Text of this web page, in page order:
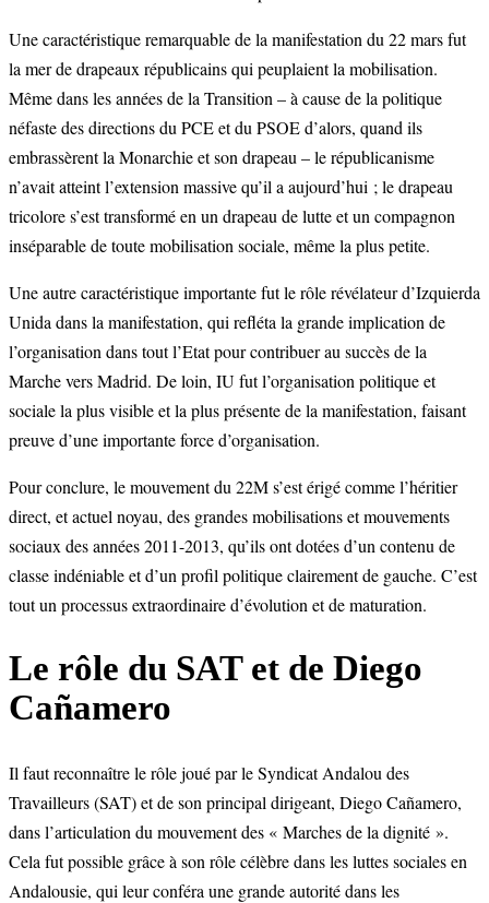
Une caractéristique remarquable de la manifestation du 22 mars fut
la mer de drapeaux républicains qui peuplaient la mobilisation.
Même dans les années de la Transition – à cause de la politique
néfaste des directions du PCE et du PSOE d’alors, quand ils
embrassèrent la Monarchie et son drapeau – le républicanisme
n’avait atteint l’extension massive qu’il a aujourd’hui ; le drapeau
tricolore s’est transformé en un drapeau de lutte et un compagnon
inséparable de toute mobilisation sociale, même la plus petite.
Une autre caractéristique importante fut le rôle révélateur d’Izquierda
Unida dans la manifestation, qui refléta la grande implication de
l’organisation dans tout l’Etat pour contribuer au succès de la
Marche vers Madrid. De loin, IU fut l’organisation politique et
sociale la plus visible et la plus présente de la manifestation, faisant
preuve d’une importante force d’organisation.
Pour conclure, le mouvement du 22M s’est érigé comme l’héritier
direct, et actuel noyau, des grandes mobilisations et mouvements
sociaux des années 2011-2013, qu’ils ont dotées d’un contenu de
classe indéniable et d’un profil politique clairement de gauche. C’est
tout un processus extraordinaire d’évolution et de maturation.
Le rôle du SAT et de Diego
Cañamero
Il faut reconnaître le rôle joué par le Syndicat Andalou des
Travailleurs (SAT) et de son principal dirigeant, Diego Cañamero,
dans l’articulation du mouvement des « Marches de la dignité ».
Cela fut possible grâce à son rôle célèbre dans les luttes sociales en
Andalousie, qui leur conféra une grande autorité dans les